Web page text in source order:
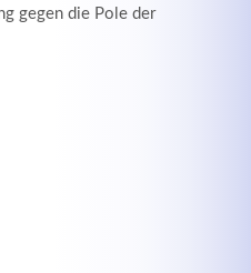
gegen die Pole der
ligula eget dolor.